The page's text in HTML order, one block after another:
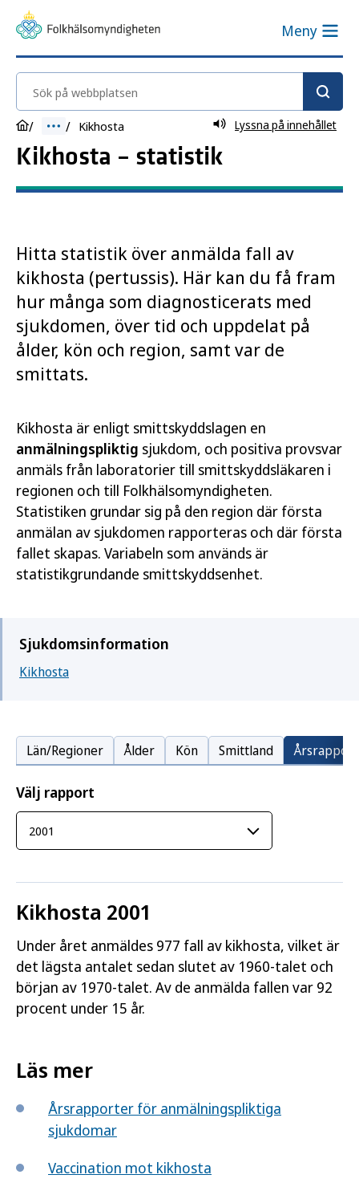
Meny
Sök på webbplatsen
Kikhosta Lyssna på innehållet
Kikhosta – statistik
Hitta statistik över anmälda fall av
kikhosta (pertussis). Här kan du få fram
hur många som diagnosticerats med
sjukdomen, över tid och uppdelat på
ålder, kön och region, samt var de
smittats.
Kikhosta är enligt smittskyddslagen en
anmälningspliktig sjukdom, och positiva provsvar
anmäls från laboratorier till smittskyddsläkaren i
regionen och till Folkhälsomyndigheten.
Statistiken grundar sig på den region där första
anmälan av sjukdomen rapporteras och där första
fallet skapas. Variabeln som används är
statistikgrundande smittskyddsenhet.
Sjukdomsinformation
Kikhosta
Län/Regioner Ålder Kön Smittland Årsrapport
Välj rapport
Kikhosta 2001
Under året anmäldes 977 fall av kikhosta, vilket är
det lägsta antalet sedan slutet av 1960-talet och
början av 1970-talet. Av de anmälda fallen var 92
procent under 15 år.
Läs mer
Årsrapporter för anmälningspliktiga
sjukdomar
Vaccination mot kikhosta